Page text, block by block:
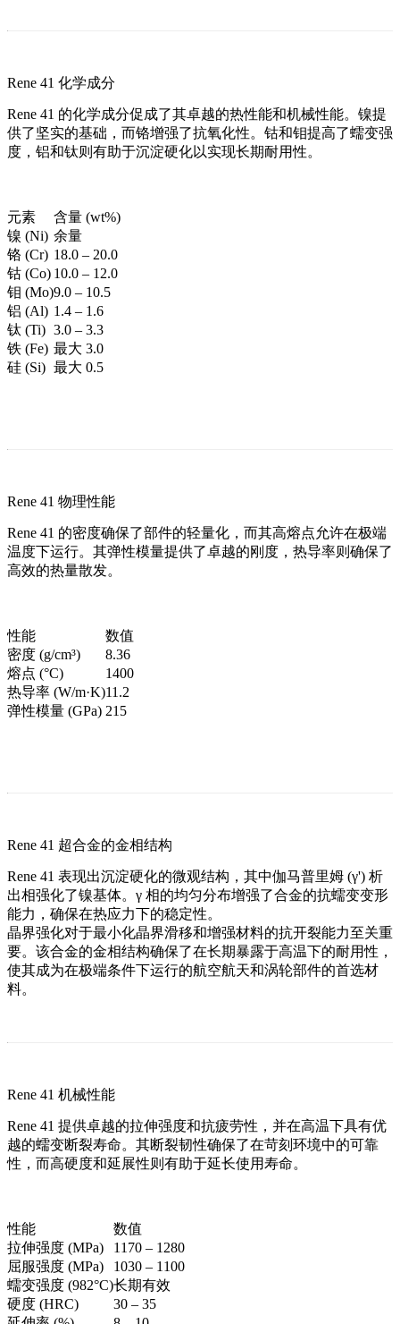
Rene 41 化学成分
Rene 41 的化学成分促成了其卓越的热性能和机械性能。镍提
供了坚实的基础，而铬增强了抗氧化性。钴和钼提高了蠕变强
度，铝和钛则有助于沉淀硬化以实现长期耐用性。
元素
含量 (wt%)
镍 (Ni) 余量
铬 (Cr) 18.0 – 20.0
钴 (Co) 10.0 – 12.0
钼 (Mo)9.0 – 10.5
铝 (Al) 1.4 – 1.6
钛 (Ti) 3.0 – 3.3
铁 (Fe) 最大 3.0
硅 (Si) 最大 0.5
Rene 41 物理性能
Rene 41 的密度确保了部件的轻量化，而其高熔点允许在极端
温度下运行。其弹性模量提供了卓越的刚度，热导率则确保了
高效的热量散发。
性能
数值
密度 (g/cm³)
8.36
熔点 (°C)
1400
热导率 (W/m·K)11.2
弹性模量 (GPa) 215
Rene 41 超合金的金相结构
Rene 41 表现出沉淀硬化的微观结构，其中伽马普里姆 (γ') 析
出相强化了镍基体。γ 相的均匀分布增强了合金的抗蠕变变形
能力，确保在热应力下的稳定性。
晶界强化对于最小化晶界滑移和增强材料的抗开裂能力至关重
要。该合金的金相结构确保了在长期暴露于高温下的耐用性，
使其成为在极端条件下运行的航空航天和涡轮部件的首选材
料。
Rene 41 机械性能
Rene 41 提供卓越的拉伸强度和抗疲劳性，并在高温下具有优
越的蠕变断裂寿命。其断裂韧性确保了在苛刻环境中的可靠
性，而高硬度和延展性则有助于延长使用寿命。
性能
数值
拉伸强度 (MPa)
1170 – 1280
屈服强度 (MPa)
1030 – 1100
蠕变强度 (982°C)长期有效
硬度 (HRC)
30 – 35